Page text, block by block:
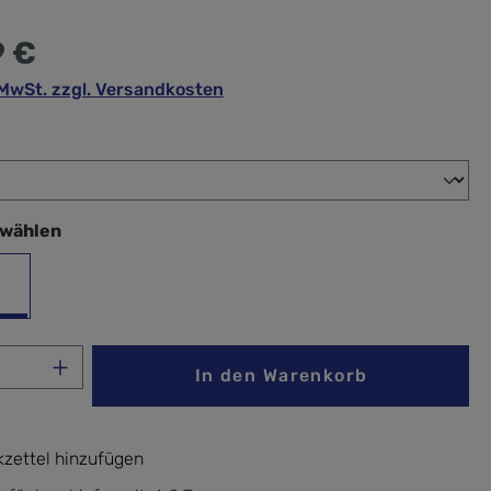
€
zzgl. Versandkosten
Gib den gewünschten Wert ein
In den Warenkorb
hinzufügen